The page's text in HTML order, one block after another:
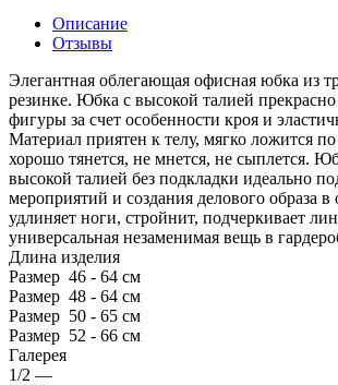
Описание
Отзывы
Элегантная облегающая офисная юбка из
резинке. Юбка с высокой талией прекрасно
фигуры за счет особенности кроя и
Материал приятен к телу, мягко ложится
хорошо тянется, не мнется, не сыплется.
высокой талией без подкладки идеально
мероприятий и создания делового образа в
удлиняет ноги, стройнит, подчеркивает
универсальная незаменимая вещь в
Длина изделия
Размер 46 - 64 см
Размер 48 - 64 см
Размер 50 - 65 см
Размер 52 - 66 см
Галерея
1/2 —